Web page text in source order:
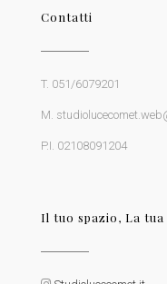
Contatti
T. 051/6079201
M.
P.I. 02108091204
Il tuo spazio, La tua